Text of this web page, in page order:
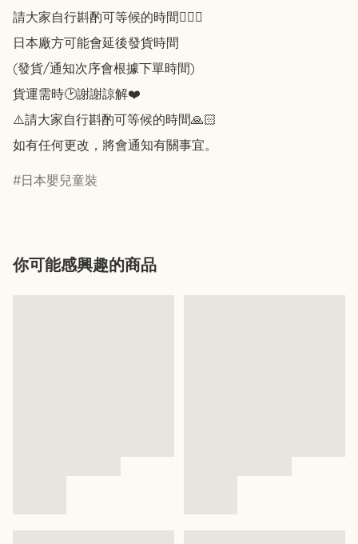
請大家自行斟酌可等候的時間🙇🏻‍♀️
日本廠方可能會延後發貨時間
(發貨/通知次序會根據下單時間)
貨運需時🕑謝謝諒解❤️
⚠️請大家自行斟酌可等候的時間🙏🏻
如有任何更改，將會通知有關事宜。
日本嬰兒童裝
你可能感興趣的商品